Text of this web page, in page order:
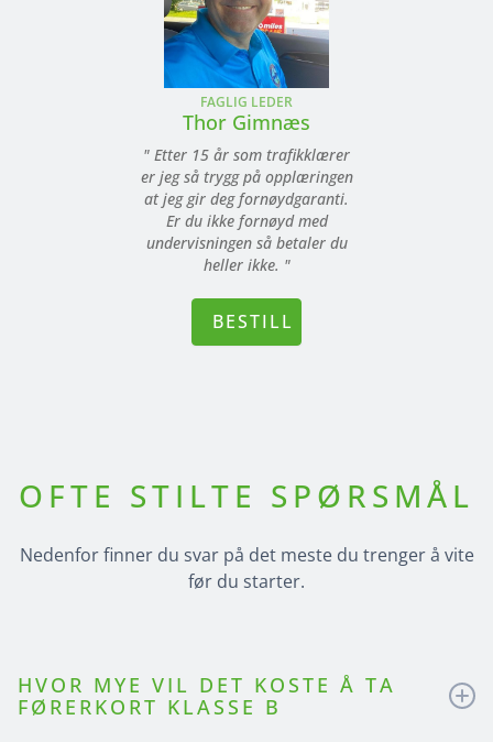
FAGLIG LEDER
Thor Gimnæs
" Etter 15 år som trafikklærer
er jeg så trygg på opplæringen
at jeg gir deg fornøydgaranti.
Er du ikke fornøyd med
undervisningen så betaler du
heller ikke. "
BESTILL
OFTE STILTE SPØRSMÅL
Nedenfor finner du svar på det meste du trenger å vite
før du starter.
HVOR MYE VIL DET KOSTE Å TA
FØRERKORT KLASSE B